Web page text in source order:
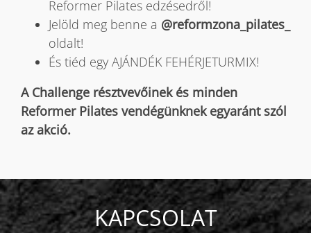
Reformer Pilates edzésedről!
Jelöld meg benne a @reformzona_pilates_
oldalt!
És tiéd egy AJÁNDÉK FEHÉRJETURMIX!
A Challenge résztvevőinek és minden
Reformer Pilates vendégünknek egyaránt szól
az akció.
KAPCSOLAT